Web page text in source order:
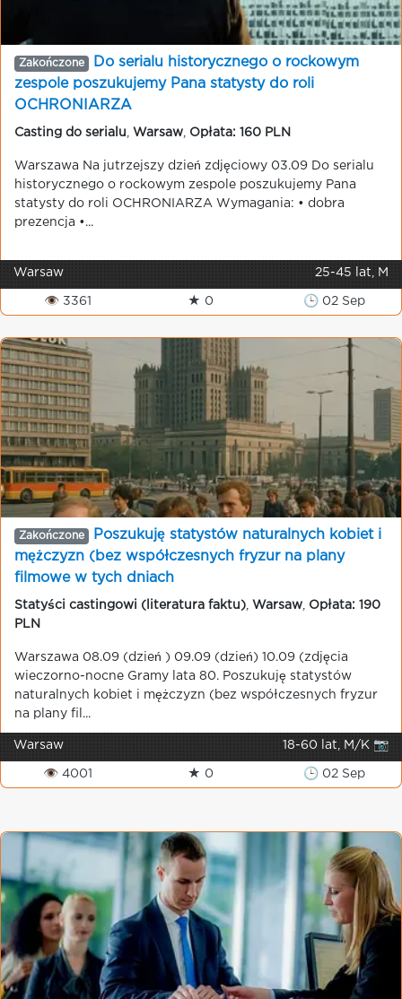
Zakończone
Do serialu historycznego o rockowym
zespole poszukujemy Pana statysty do roli
OCHRONIARZA
Casting do serialu Warsaw Opłata: 160 PLN
Warszawa Na jutrzejszy dzień zdjęciowy 03.09 Do serialu
historycznego o rockowym zespole poszukujemy Pana
statysty do roli OCHRONIARZA Wymagania: • dobra
prezencja •...
Warsaw 25-45 lat, M
👁 3361 ★ 0 🕒 02 Sep
Zakończone
Poszukuję statystów naturalnych kobiet i
mężczyzn (bez współczesnych fryzur na plany
filmowe w tych dniach
Statyści castingowi (literatura faktu) Warsaw
Opłata: 190
PLN
Warszawa 08.09 (dzień ) 09.09 (dzień) 10.09 (zdjęcia
wieczorno-nocne Gramy lata 80. Poszukuję statystów
naturalnych kobiet i mężczyzn (bez współczesnych fryzur
na plany fil...
Warsaw 18-60 lat, M/K 📷
👁 4001 ★ 0 🕒 02 Sep